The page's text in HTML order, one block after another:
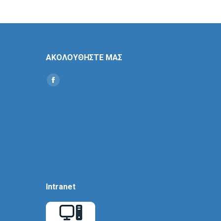
ΑΚΟΛΟΥΘΗΣΤΕ ΜΑΣ
Find us on:
Social
Intranet